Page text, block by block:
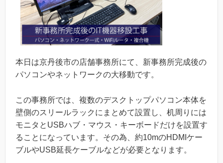
本日は京丹後市の店舗事務所にて、新事務所完成後の
パソコンやネットワークの大移動です。
この事務所では、複数のデスクトップパソコン本体を
壁側のスリールラックにまとめて設置し、机周りには
モニタとUSBハブ・マウス・キーボードだけを設置す
ることになっています。その為、約10mのHDMIケー
ブルやUSB延長ケーブルなどが必要となります。